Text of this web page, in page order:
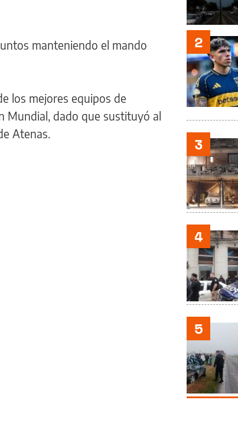
manteniendo el mando
los mejores equipos de
Mundial, dado que sustituyó al
Atenas.
2
3
4
5